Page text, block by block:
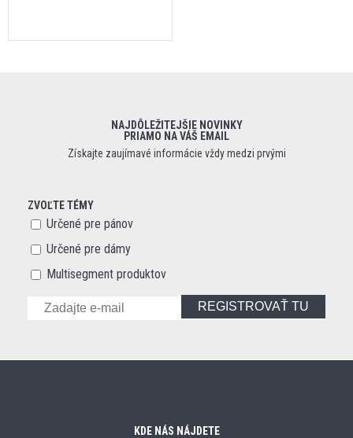
NAJDÔLEŽITEJŠIE NOVINKY
PRIAMO NA VÁŠ EMAIL
Získajte zaujímavé informácie vždy medzi prvými
ZVOĽTE TÉMY
Určené pre pánov
Určené pre dámy
Multisegment produktov
REGISTROVAŤ TU
KDE NÁS NÁJDETE